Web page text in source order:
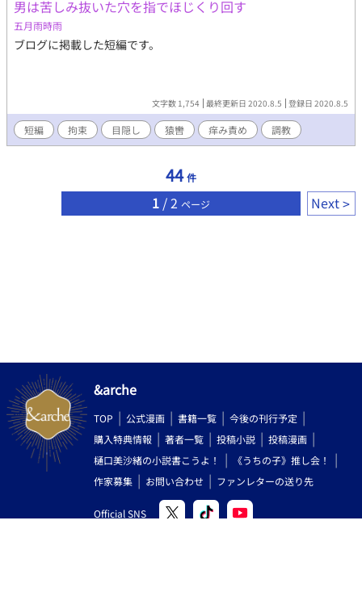
男は苦しみ抜いた穴を指でほじくり回す
五月雨時雨
ブログに掲載した短編です。
文字数 1,754 最終更新日 2020.8.5 登録日 2020.8.5
短編 拘束 目隠し 猿轡 痒み責め 調教
44 件
1 / 2 ページ Next
&arche
TOP 公式漫画 書籍一覧
今後の刊行予定
購入特典情報
著者一覧 投稿小説
投稿漫画
樋口美沙緒の小説書こうよ！
《うちの子》推し会！
作家募集
お問い合わせ ファンレターの送り先
Official SNS